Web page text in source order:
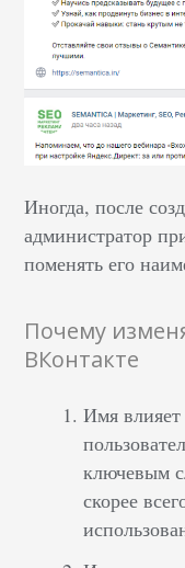
Иногда, после
администратор
поменять его
Почему
ВКонтакте
Имя
ключевым
скорее